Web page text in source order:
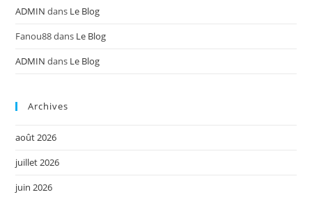
ADMIN dans Le Blog
Fanou88dans Le Blog
ADMIN dans Le Blog
Archives
août 2026
juillet 2026
juin 2026